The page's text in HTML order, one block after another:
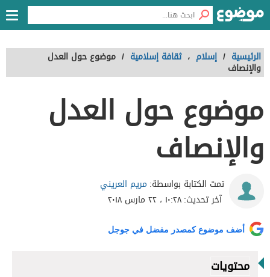
الرئيسية / إسلام ، ثقافة إسلامية / موضوع حول العدل
والإنصاف
موضوع حول العدل
والإنصاف
تمت الكتابة بواسطة: مريم العريني
آخر تحديث:١٠:٢٨ ، ٢٢ مارس ٢٠١٨
أضف موضوع كمصدر مفضل في جوجل
محتويات